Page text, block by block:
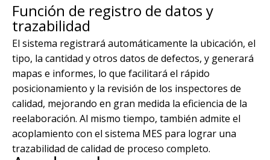
Función de registro de datos y
trazabilidad
El sistema registrará automáticamente la ubicación, el
tipo, la cantidad y otros datos de defectos, y generará
mapas e informes, lo que facilitará el rápido
posicionamiento y la revisión de los inspectores de
calidad, mejorando en gran medida la eficiencia de la
reelaboración. Al mismo tiempo, también admite el
acoplamiento con el sistema MES para lograr una
trazabilidad de calidad de proceso completo.